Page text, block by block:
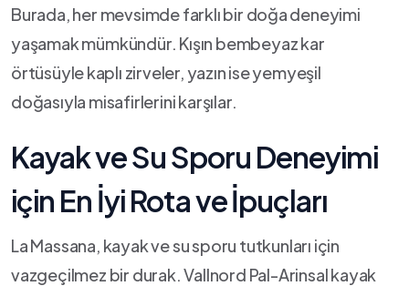
Burada, her mevsimde farklı bir doğa⁣ deneyimi
yaşamak mümkündür. Kışın bembeyaz kar⁤
örtüsüyle⁢ kaplı zirveler, yazın ⁤ise yemyeşil
‍doğasıyla misafirlerini karşılar.
Kayak ve Su Sporu Deneyimi
için​ En İyi Rota ve ⁢İpuçları
La Massana, kayak ve su sporu tutkunları için‍
vazgeçilmez bir durak. Vallnord Pal-Arinsal kayak